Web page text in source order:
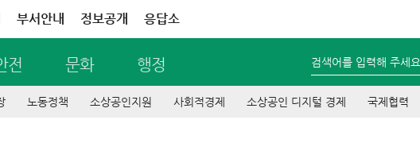
부서안내 정보공개 응답소
전 문화 행정 검색어를 입력해 주세요
노동정책 소상공인지원 사회적경제 소상공인 디지털 경제 국제협력